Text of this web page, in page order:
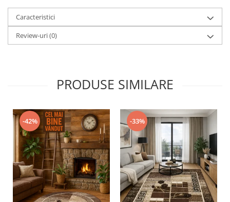
Caracteristici
Review-uri(0)
PRODUSE SIMILARE
-42% -33%